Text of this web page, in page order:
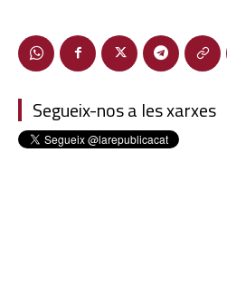
Segueix-nos a les xarxes